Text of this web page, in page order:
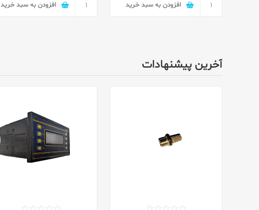
افزودن به سبد خرید افزودن به سبد خرید
آخرین پیشنهادات